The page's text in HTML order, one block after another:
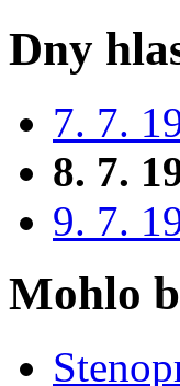
Dny
7. 7.
8. 7.
9. 7.
Mohlo